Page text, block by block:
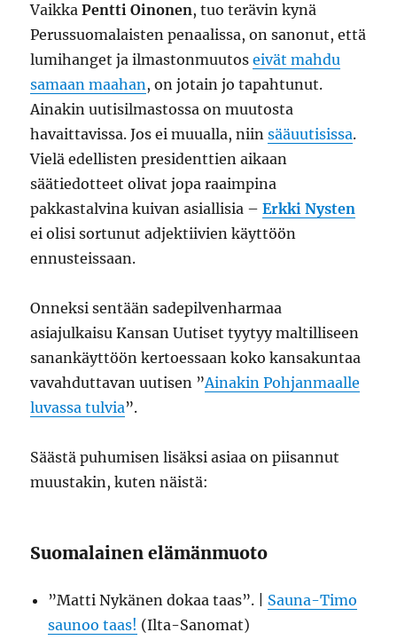
VaikkaPentti Oinonen, tuo terävin kynä
Perussuomalaisten penaalissa, on sanonut, että
lumihanget ja ilmastonmuutoseivät mahdu
samaan maahan, on jotain jo tapahtunut.
Ainakin uutisilmastossa on muutosta
havaittavissa. Jos ei muualla, niinsääuutisissa.
Vielä edellisten presidenttien aikaan
säätiedotteet olivat jopa raaimpina
pakkastalvina kuivan asiallisia –Erkki Nysten
ei olisi sortunut adjektiivien käyttöön
ennusteissaan.
Onneksi sentään sadepilvenharmaa
asiajulkaisu Kansan Uutiset tyytyy maltilliseen
sanankäyttöön kertoessaan koko kansakuntaa
vavahduttavan uutisen ”Ainakin Pohjanmaalle
luvassa tulvia”.
Säästä puhumisen lisäksi asiaa on piisannut
muustakin, kuten näistä:
Suomalainen elämänmuoto
”Matti Nykänen dokaa taas”. | Sauna-Timo
saunoo taas! (Ilta-Sanomat)